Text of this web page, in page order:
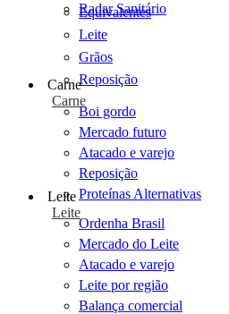
Radar Sanitário
Equivalentes
Leite
Grãos
Reposição
Carne
Carne
Boi gordo
Mercado futuro
Atacado e varejo
Reposição
Proteínas Alternativas
Leite
Leite
Ordenha Brasil
Mercado do Leite
Atacado e varejo
Leite por região
Balança comercial